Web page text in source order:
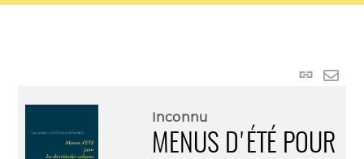
Lien
mail
Inconnu
MENUS D'ÉTÉ POUR